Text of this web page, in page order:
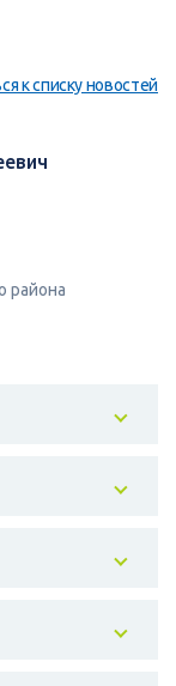
к списку новостей
района